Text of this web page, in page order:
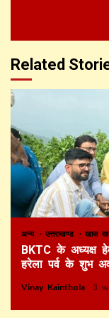
Related
अन्य उत्तराखण्ड खास
BKTC के अध्यक्ष
हरेला पर्व के शुभ
Vinay Kainthola 3